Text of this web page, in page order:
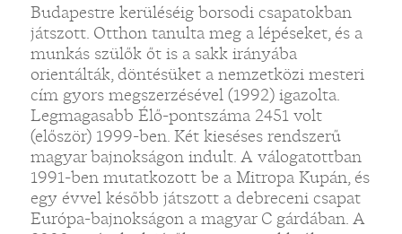
Budapestre kerüléséig borsodi csapatokban
játszott. Otthon tanulta meg a lépéseket, és a
munkás szülők őt is a sakk irányába
orientálták, döntésüket a nemzetközi mesteri
cím gyors megszerzésével (1992) igazolta.
Legmagasabb Élő-pontszáma 2451 volt
(először) 1999-ben. Két kieséses rendszerű
magyar bajnokságon indult. A válogatottban
1991-ben mutatkozott be a Mitropa Kupán, és
egy évvel később játszott a debreceni csapat
Európa-bajnokságon a magyar C gárdában. A